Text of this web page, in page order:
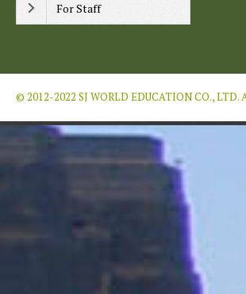
For Staff
© 2012-2022 SJ WORLD EDUCATION CO., LTD.